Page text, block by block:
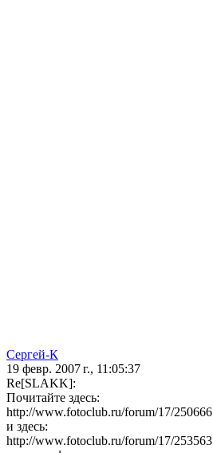
Сергей-К
19 февр. 2007 г., 11:05:37
Re[SLAKK]:
Почитайте здесь:
http://www.fotoclub.ru/forum/17/250666
и здесь:
http://www.fotoclub.ru/forum/17/253563